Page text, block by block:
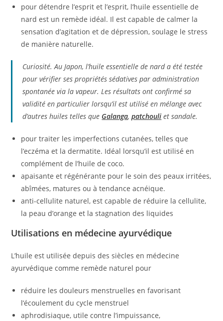
pour détendre l’esprit et l’esprit, l’huile essentielle de
nard est un remède idéal. Il est capable de calmer la
sensation d’agitation et de dépression, soulage le stress
de manière naturelle.
Curiosité. Au Japon, l’huile essentielle de nard a été testée
pour vérifier ses propriétés sédatives par administration
spontanée via la vapeur. Les résultats ont confirmé sa
validité en particulier lorsqu’il est utilisé en mélange avec
d’autres huiles telles que Galanga,patchouli et sandale.
pour traiter les imperfections cutanées, telles que
l’eczéma et la dermatite. Idéal lorsqu’il est utilisé en
complément de l’huile de coco.
apaisante et régénérante pour le soin des peaux irritées,
abîmées, matures ou à tendance acnéique.
anti-cellulite naturel, est capable de réduire la cellulite,
la peau d’orange et la stagnation des liquides
Utilisations en médecine ayurvédique
L’huile est utilisée depuis des siècles en médecine
ayurvédique comme remède naturel pour
réduire les douleurs menstruelles en favorisant
l’écoulement du cycle menstruel
aphrodisiaque, utile contre l’impuissance,